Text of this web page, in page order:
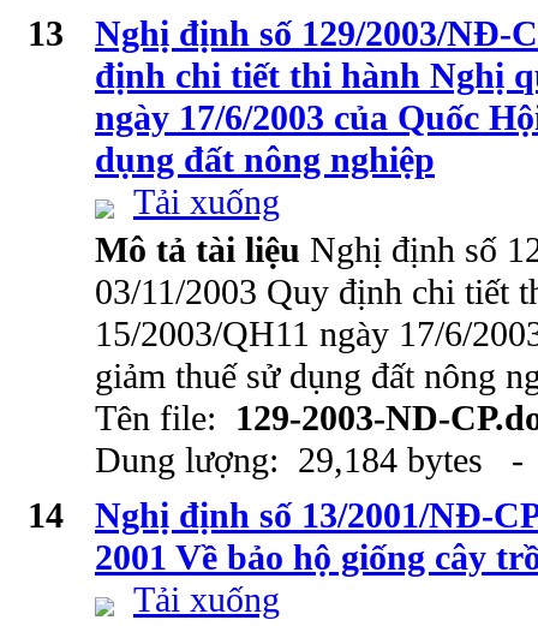
13
Nghị định số 129/2003/NĐ-
định chi tiết thi hành Nghị
ngày 17/6/2003 của Quốc
dụng đất nông nghiệp
Tải xuống
Mô tả tài liệu Nghị định số
03/11/2003 Quy định chi tiết
15/2003/QH11 ngày 17/6/
giảm thuế sử dụng đất nông
Tên file: 129-2003-ND-
Dung lượng: 29,184 bytes
14
Nghị định số 13/2001/NĐ-
2001 Về bảo hộ giống cây
Tải xuống